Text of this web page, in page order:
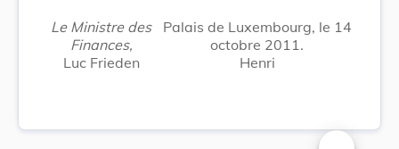
Le Ministre des
Finances,
Luc Frieden
Palais de Luxembourg, le 14
octobre 2011.
Henri